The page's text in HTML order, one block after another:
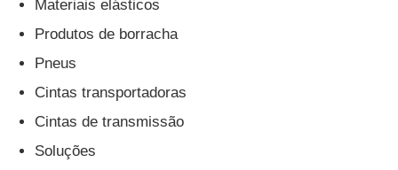
Máquina de testes da abrasão
equipamento de teste de borracha
Materiais elásticos
Produtos de borracha
Pneus
Cintas transportadoras
Cintas de transmissão
Soluções